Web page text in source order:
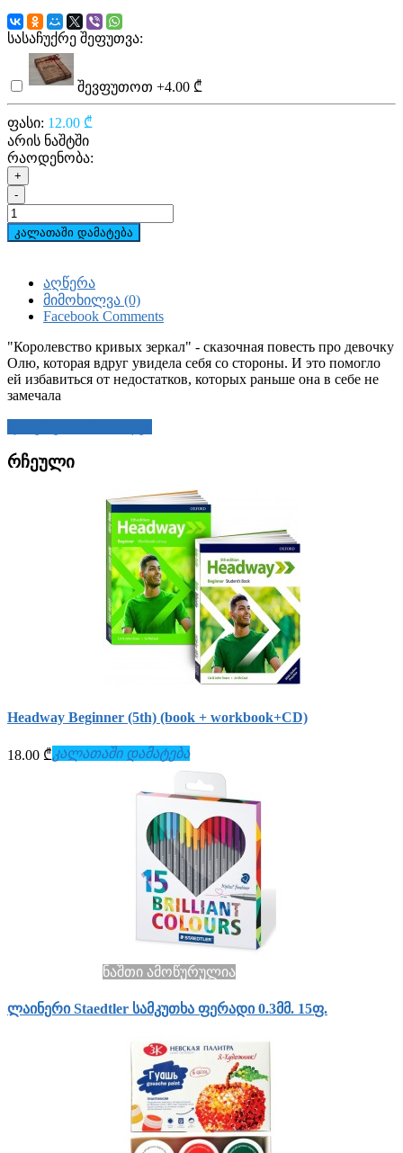
სასაჩუქრე შეფუთვა:
შევფუთოთ +4.00 ₾
ფასი: 12.00 ₾
არის ნაშტში
რაოდენობა:
+
-
კალათაში დამატება
აღწერა
მიმოხილვა (0)
Facebook Comments
"Королевство кривых зеркал" - сказочная повесть про девочку
Олю, которая вдруг увидела себя со стороны. И это помогло
ей избавиться от недостатков, которых раньше она в себе не
замечала
რჩეული
Headway Beginner (5th) (book + workbook+СD)
18.00 ₾კალათაში დამატება
ნაშთი ამოწურულია
ლაინერი Staedtler სამკუთხა ფერადი 0.3მმ. 15ფ.